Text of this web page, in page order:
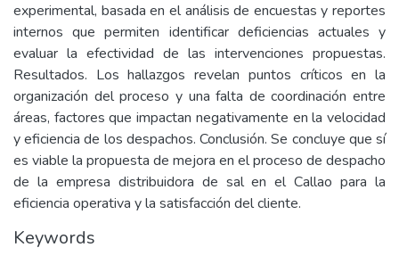
experimental, basada en el análisis de encuestas y reportes
internos que permiten identificar deficiencias actuales y
evaluar la efectividad de las intervenciones propuestas.
Resultados. Los hallazgos revelan puntos críticos en la
organización del proceso y una falta de coordinación entre
áreas, factores que impactan negativamente en la velocidad
y eficiencia de los despachos. Conclusión. Se concluye que sí
es viable la propuesta de mejora en el proceso de despacho
de la empresa distribuidora de sal en el Callao para la
eficiencia operativa y la satisfacción del cliente.
Keywords